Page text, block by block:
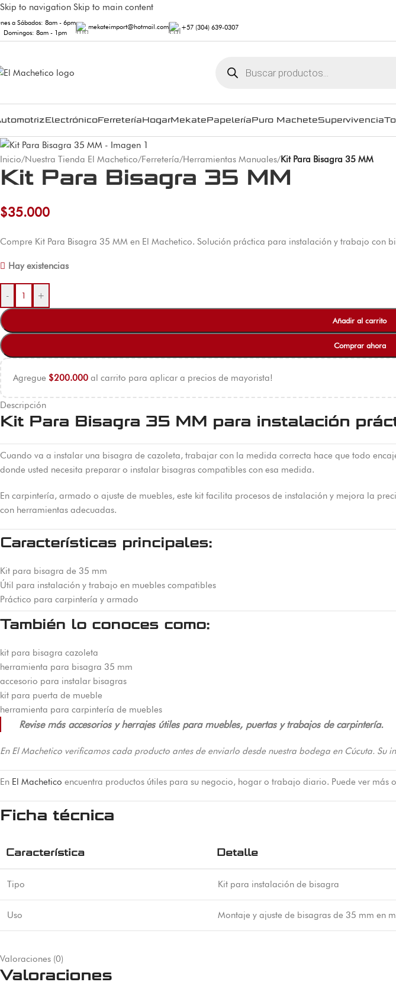
Skip to navigation Skip to main content
a Sábados: 8am - 6pm
Domingos: 8am - 1pm
mekateimport@hotmail.com +57 (304) 639-0307
ElectrónicoFerreteríaHogarMekatePapeleríaPuro MacheteSupervivencia
Inicio/Nuestra Tienda El Machetico/Ferretería/Herramientas Manuales/Kit Para Bisagra 35 MM
Kit Para Bisagra 35 MM
$35.000
Compre Kit Para Bisagra 35 MM en El Machetico. Solución práctica para instalación y trabajo con
Hay existencias
- +
Añadir al carrito
Comprar ahora
Agregue $200.000 al carrito para aplicar a precios de mayorista!
Descripción
Kit Para Bisagra 35 MM para instalación
Cuando va a instalar una bisagra de cazoleta, trabajar con la medida correcta hace que todo
donde usted necesita preparar o instalar bisagras compatibles con esa medida.
En carpintería, armado o ajuste de muebles, este kit facilita procesos de instalación y mejora la
con herramientas adecuadas.
Características principales:
Kit para bisagra de 35 mm
Útil para instalación y trabajo en muebles compatibles
Práctico para carpintería y armado
También lo conoces como:
kit para bisagra cazoleta
herramienta para bisagra 35 mm
accesorio para instalar bisagras
kit para puerta de mueble
herramienta para carpintería de muebles
Revise más accesorios y herrajes útiles para muebles, puertas y trabajos de carpintería.
En El Machetico verificamos cada producto antes de enviarlo desde nuestra bodega en Cúcuta. Su
En El Machetico encuentra productos útiles para su negocio, hogar o trabajo diario. Puede ver más
Ficha técnica
Característica Detalle
Tipo Kit para instalación de bisagra
Uso Montaje y ajuste de bisagras de 35 mm en
Valoraciones (0)
Valoraciones